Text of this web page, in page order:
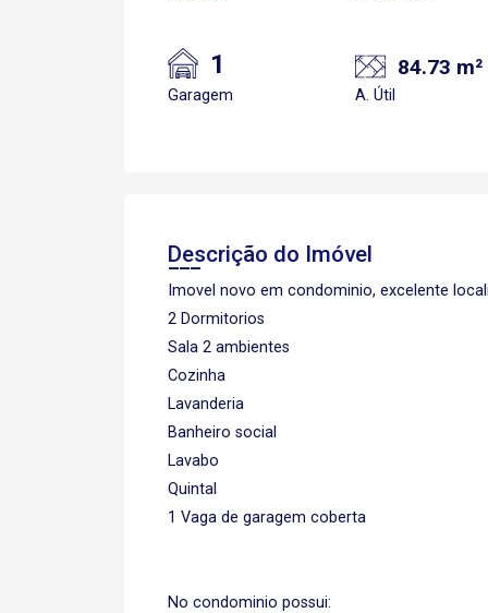
1
Garagem
84.73 m²
A. Útil
Descrição do Imóvel
Imovel novo em condominio, excelente
2 Dormitorios
Sala 2 ambientes
Cozinha
Lavanderia
Banheiro social
Lavabo
Quintal
1 Vaga de garagem coberta
No condominio possui: